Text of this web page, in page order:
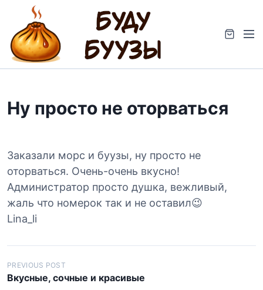
M
Ну просто не оторваться
Заказали морс и буузы, ну просто не
оторваться. Очень-очень вкусно!
Администратор просто душка, вежливый,
жаль что номерок так и не оставил😉
Lina_li
Н
а
PREVIOUS POST
Вкусные, сочные и красивые